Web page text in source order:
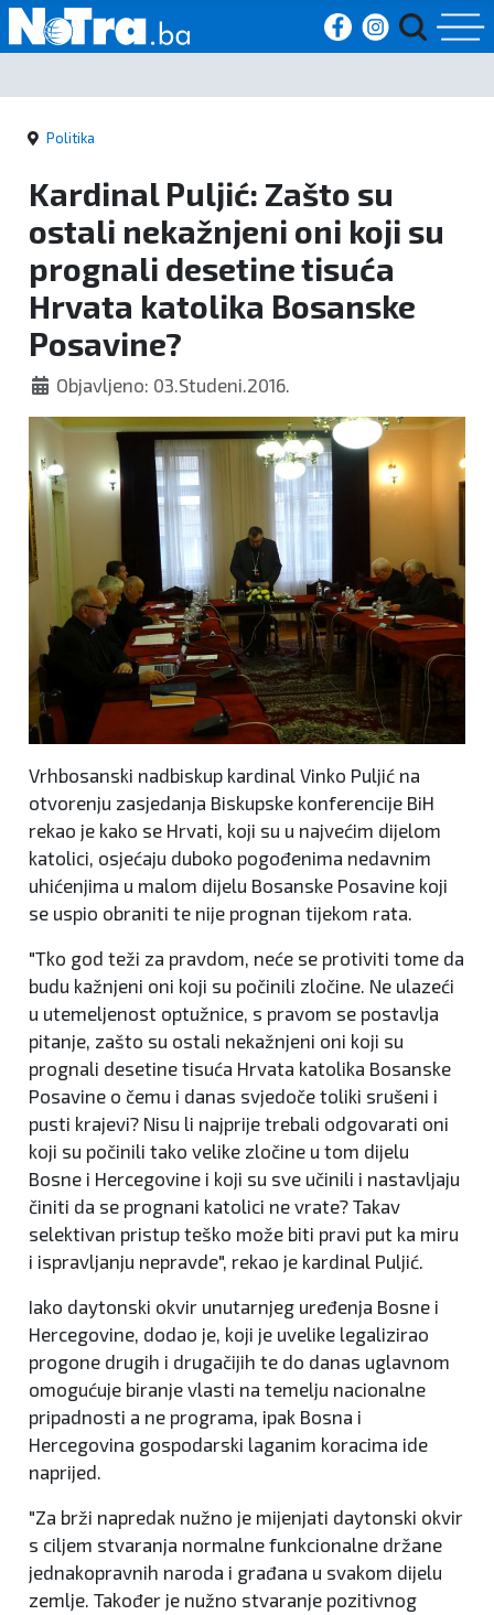
Početna
Vijesti
Sport
Kultura
Crna
kronika
Politika
Zanimljivosti
Politika
Kardinal Puljić: Zašto su
ostali nekažnjeni oni koji su
prognali desetine tisuća
Hrvata katolika Bosanske
Posavine?
Objavljeno: 03.Studeni.2016.
Vrhbosanski nadbiskup kardinal Vinko Puljić na
otvorenju zasjedanja Biskupske konferencije BiH
rekao je kako se Hrvati, koji su u najvećim dijelom
katolici, osjećaju duboko pogođenima nedavnim
uhićenjima u malom dijelu Bosanske Posavine koji
se uspio obraniti te nije prognan tijekom rata.
"Tko god teži za pravdom, neće se protiviti tome da
budu kažnjeni oni koji su počinili zločine. Ne ulazeći
u utemeljenost optužnice, s pravom se postavlja
pitanje, zašto su ostali nekažnjeni oni koji su
prognali desetine tisuća Hrvata katolika Bosanske
Posavine o čemu i danas svjedoče toliki srušeni i
pusti krajevi? Nisu li najprije trebali odgovarati oni
koji su počinili tako velike zločine u tom dijelu
Bosne i Hercegovine i koji su sve učinili i nastavljaju
činiti da se prognani katolici ne vrate? Takav
selektivan pristup teško može biti pravi put ka miru
i ispravljanju nepravde", rekao je kardinal Puljić.
Iako daytonski okvir unutarnjeg uređenja Bosne i
Hercegovine, dodao je, koji je uvelike legalizirao
progone drugih i drugačijih te do danas uglavnom
omogućuje biranje vlasti na temelju nacionalne
pripadnosti a ne programa, ipak Bosna i
Hercegovina gospodarski laganim koracima ide
naprijed.
"Za brži napredak nužno je mijenjati daytonski okvir
s ciljem stvaranja normalne funkcionalne držane
jednakopravnih naroda i građana u svakom dijelu
zemlje. Također je nužno stvaranje pozitivnog